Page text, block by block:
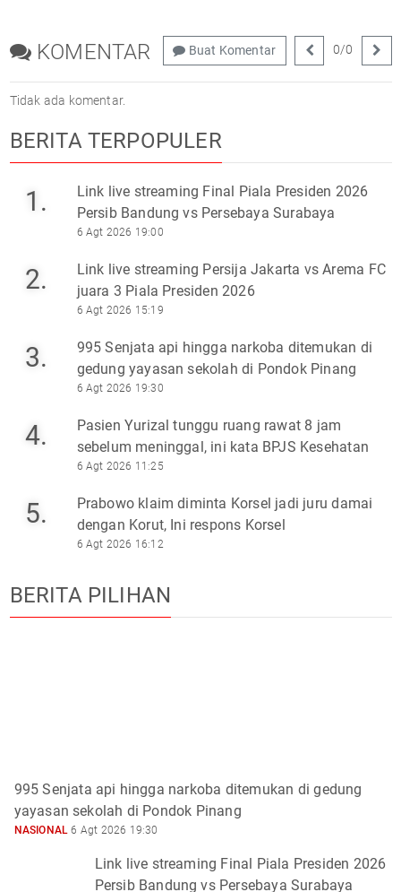
KOMENTAR Buat Komentar 0/0
Tidak ada komentar.
BERITA TERPOPULER
1.
Link live streaming Final Piala Presiden 2026
Persib Bandung vs Persebaya Surabaya
6 Agt 2026 19:00
2.
Link live streaming Persija Jakarta vs Arema FC
juara 3 Piala Presiden 2026
6 Agt 2026 15:19
3.
995 Senjata api hingga narkoba ditemukan di
gedung yayasan sekolah di Pondok Pinang
6 Agt 2026 19:30
4.
Pasien Yurizal tunggu ruang rawat 8 jam
sebelum meninggal, ini kata BPJS Kesehatan
6 Agt 2026 11:25
5.
Prabowo klaim diminta Korsel jadi juru damai
dengan Korut, Ini respons Korsel
6 Agt 2026 16:12
BERITA PILIHAN
995 Senjata api hingga narkoba ditemukan di gedung
yayasan sekolah di Pondok Pinang
NASIONAL 6 Agt 2026 19:30
Link live streaming Final Piala Presiden 2026
Persib Bandung vs Persebaya Surabaya